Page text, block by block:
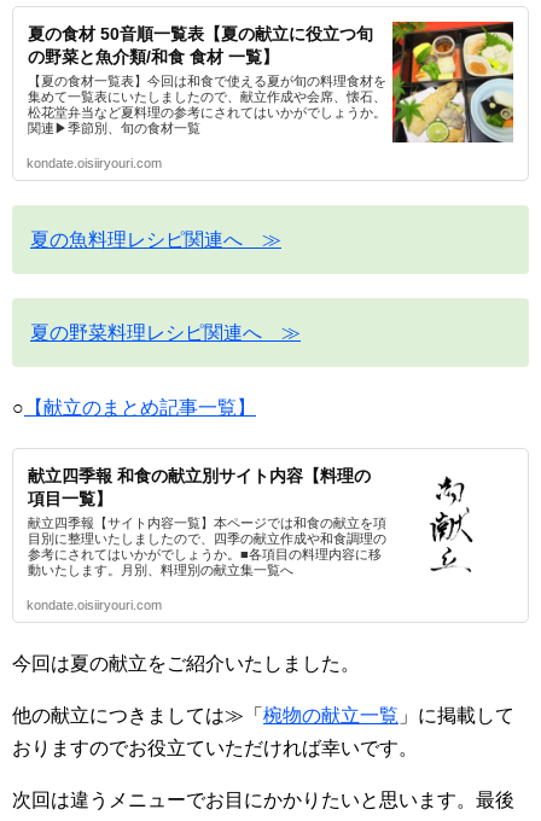
夏の食材 50音順一覧表【夏の献立に役立つ旬
の野菜と魚介類/和食 食材 一覧】
【夏の食材一覧表】今回は和食で使える夏が旬の料理食材を
集めて一覧表にいたしましたので、献立作成や会席、懐石、
松花堂弁当など夏料理の参考にされてはいかがでしょうか。
関連▶季節別、旬の食材一覧
kondate.oisiiryouri.com
夏の魚料理レシピ関連へ ≫
夏の野菜料理レシピ関連へ ≫
○ 【献立のまとめ記事一覧】
献立四季報 和食の献立別サイト内容【料理の
項目一覧】
献立四季報【サイト内容一覧】本ページでは和食の献立を項
目別に整理いたしましたので、四季の献立作成や和食調理の
参考にされてはいかがでしょうか。■各項目の料理内容に移
動いたします。月別、料理別の献立集一覧へ
kondate.oisiiryouri.com
今回は夏の献立をご紹介いたしました。
他の献立につきましては≫「 椀物の献立一覧 」に掲載して
おりますのでお役立ていただければ幸いです。
次回は違うメニューでお目にかかりたいと思います。最後